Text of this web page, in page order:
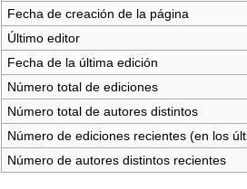
Fecha de creación de la página
Último editor
Fecha de la última edición
Número total de ediciones
Número total de autores distintos
Número de ediciones recientes (en los
Número de autores distintos recientes